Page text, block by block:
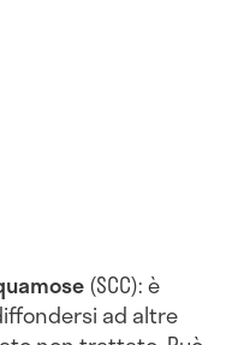
(SCC): è
ad altre